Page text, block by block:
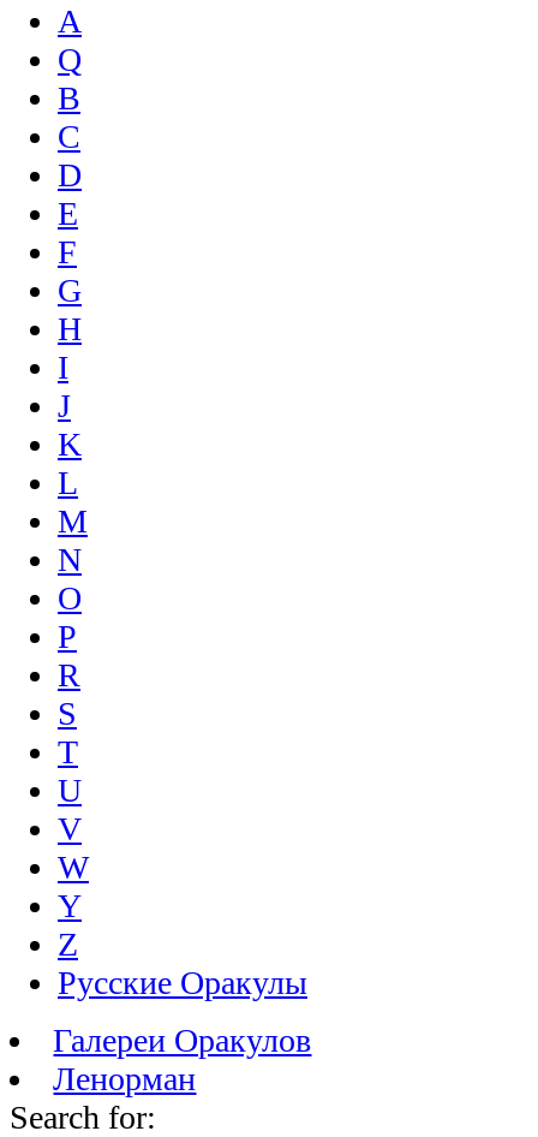
A
Q
B
C
D
E
F
G
H
I
J
K
L
M
N
O
P
R
S
T
U
V
W
Y
Z
Русские Оракулы
Галереи Оракулов
Ленорман
Search for: